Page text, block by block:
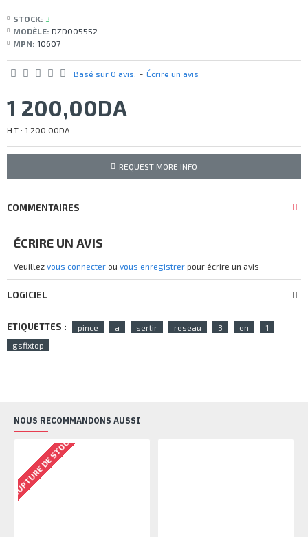
STOCK: 3
MODÈLE: DZD005552
MPN: 10607
Basé sur 0 avis. - Écrire un avis
1 200,00DA
H.T : 1 200,00DA
REQUEST MORE INFO
COMMENTAIRES
ÉCRIRE UN AVIS
Veuillez vous connecter ou vous enregistrer pour écrire un avis
LOGICIEL
ETIQUETTES : pince a sertir reseau 3 en
1
gsfixtop
NOUS RECOMMANDONS AUSSI
RUPTURE DE STOCK